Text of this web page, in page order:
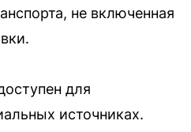
не включенная
для
источниках.